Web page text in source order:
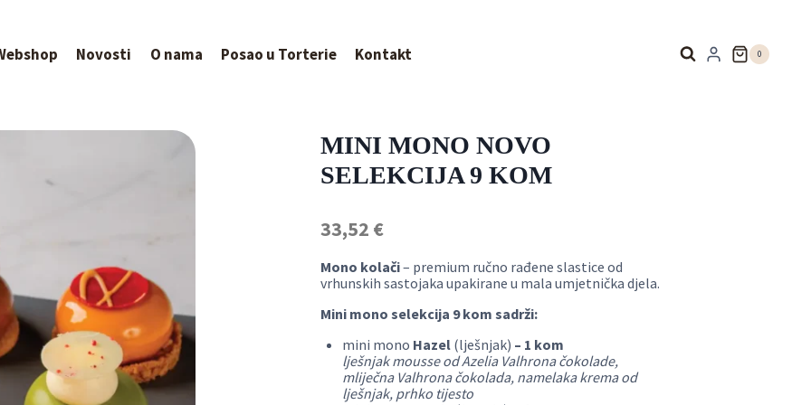
Novosti O nama Posao u Torterie Kontakt 0
MINI MONO NOVO
SELEKCIJA 9 KOM
33,52 €
Mono kolači– premium ručno rađene slastice od
vrhunskih sastojaka upakirane u mala umjetnička djela.
Mini mono selekcija 9 kom sadrži:
mini mono Hazel (lješnjak) – 1 kom
lješnjak mousse od Azelia Valhrona čokolade,
mliječna Valhrona čokolada, namelaka krema od
lješnjak, prhko tijesto